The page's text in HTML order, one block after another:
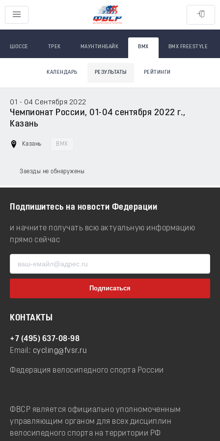
ШОССЕ ТРЕК МАУНТИНБАЙК BMX BMX FREESTYLE
КАЛЕНДАРЬ РЕЗУЛЬТАТЫ РЕЙТИНГИ
01 - 04 Сентября 2022
Чемпионат России, 01-04 сентября 2022 г.,
Казань
Казань BMX
Заезды не обнаружены
Подпишитесь на новости Федерации
и начните получать всю актуальную информацию
прямо сейчас
КОНТАКТЫ
+7 (495) 637-08-98
Email: cycling@fvsr.ru
Федерация велосипедного спорта России
ФВСР является официально уполномоченным
управляющим органом для всех дисциплин
велосипедного спорта на территории РФ